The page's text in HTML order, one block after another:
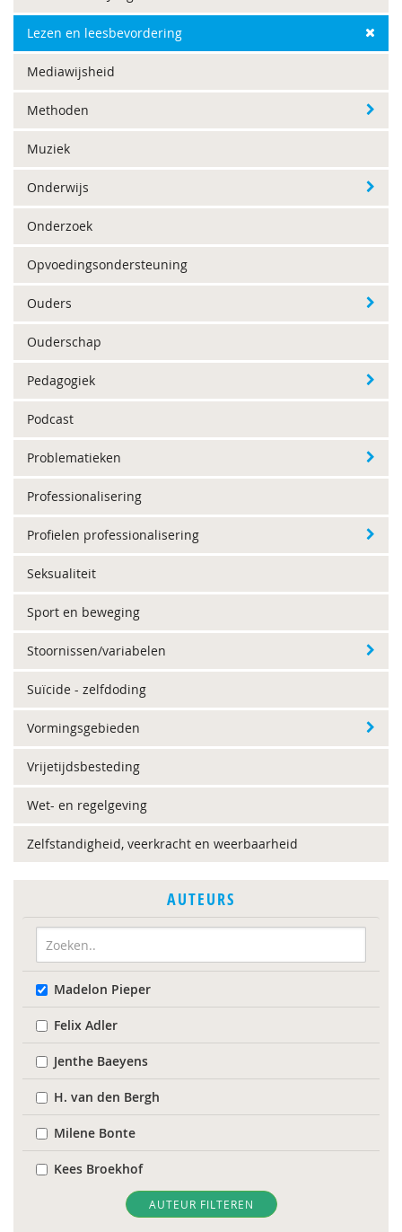
Lezen en leesbevordering
Mediawijsheid
Methoden
Muziek
Onderwijs
Onderzoek
Opvoedingsondersteuning
Ouders
Ouderschap
Pedagogiek
Podcast
Problematieken
Professionalisering
Profielen professionalisering
Seksualiteit
Sport en beweging
Stoornissen/variabelen
Suïcide - zelfdoding
Vormingsgebieden
Vrijetijdsbesteding
Wet- en regelgeving
Zelfstandigheid, veerkracht en weerbaarheid
AUTEURS
Madelon Pieper
Felix Adler
Jenthe Baeyens
H. van den Bergh
Milene Bonte
Kees Broekhof
L.H. BronkhorstAUTEUR FILTEREN